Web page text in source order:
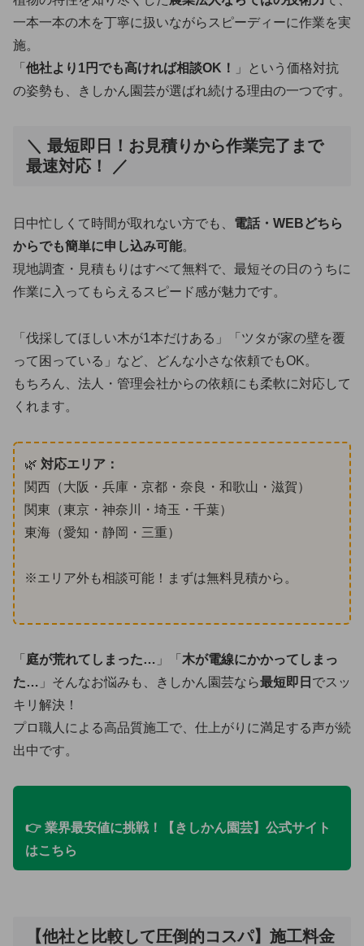
一本一本の木を丁寧に扱いながらスピーディーに作業を実
施。
「 他社より1円でも高ければ相談OK！
」という価格対抗
の姿勢も、きしかん園芸が選ばれ続ける理由の一つです。
＼ 最短即日！お見積りから作業完了まで
最速対応！ ／
日中忙しくて時間が取れない方でも、 電話・WEBどちら
からでも簡単に申し込み可能。
現地調査・見積もりはすべて無料で、最短その日のうちに
作業に入ってもらえるスピード感が魅力です。
「伐採してほしい木が1本だけある」「ツタが家の壁を覆
って困っている」など、どんな小さな依頼でもOK。
もちろん、法人・管理会社からの依頼にも柔軟に対応して
くれます。
🌿 対応エリア：
関西（大阪・兵庫・京都・奈良・和歌山・滋賀）
関東（東京・神奈川・埼玉・千葉）
東海（愛知・静岡・三重）
※エリア外も相談可能！まずは無料見積から。
「 庭が荒れてしまった… 」「 木が電線にかかってしまっ
た… 」そんなお悩みも、きしかん園芸なら最短即日 でスッ
キリ解決！
プロ職人による高品質施工で、仕上がりに満足する声が続
出中です。
👉 業界最安値に挑戦！【きしかん園芸】公式サイト
はこちら
【他社と比較して圧倒的コスパ】施工料金